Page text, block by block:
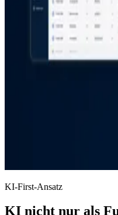
KI-First-Ansatz
KI nicht nur als